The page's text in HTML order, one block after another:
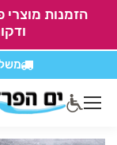
הזמנות מוצרי